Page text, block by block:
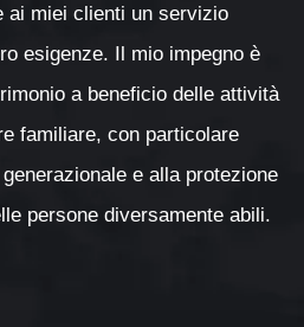
ai miei clienti un servizio
esigenze. Il mio impegno è
a beneficio delle attività
familiare, con particolare
e alla protezione
persone diversamente abili.